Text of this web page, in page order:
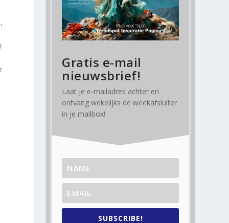
Gratis e-mail
nieuwsbrief!
Laat je e-mailadres achter en
ontvangwekelijks de weekafsluiter
in je mailbox!
SUBSCRIBE!